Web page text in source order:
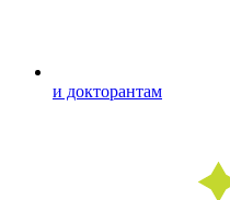
и докторантам